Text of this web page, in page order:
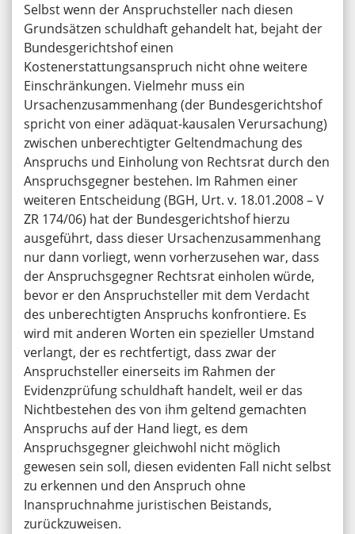
Selbst wenn der Anspruchsteller nach diesen
Grundsätzen schuldhaft gehandelt hat, bejaht der
Bundesgerichtshof einen
Kostenerstattungsanspruch nicht ohne weitere
Einschränkungen. Vielmehr muss ein
Ursachenzusammenhang (der Bundesgerichtshof
spricht von einer adäquat-kausalen Verursachung)
zwischen unberechtigter Geltendmachung des
Anspruchs und Einholung von Rechtsrat durch den
Anspruchsgegner bestehen. Im Rahmen einer
weiteren Entscheidung (BGH, Urt. v. 18.01.2008 – V
ZR 174/06) hat der Bundesgerichtshof hierzu
ausgeführt, dass dieser Ursachenzusammenhang
nur dann vorliegt, wenn vorherzusehen war, dass
der Anspruchsgegner Rechtsrat einholen würde,
bevor er den Anspruchsteller mit dem Verdacht
des unberechtigten Anspruchs konfrontiere. Es
wird mit anderen Worten ein spezieller Umstand
verlangt, der es rechtfertigt, dass zwar der
Anspruchsteller einerseits im Rahmen der
Evidenzprüfung schuldhaft handelt, weil er das
Nichtbestehen des von ihm geltend gemachten
Anspruchs auf der Hand liegt, es dem
Anspruchsgegner gleichwohl nicht möglich
gewesen sein soll, diesen evidenten Fall nicht selbst
zu erkennen und den Anspruch ohne
Inanspruchnahme juristischen Beistands,
zurückzuweisen.